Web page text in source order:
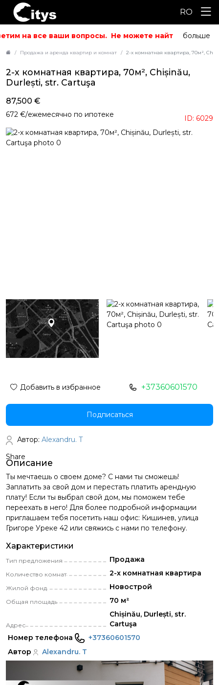
RO
на все ваши вопросы. Не можете найти то, что
больше
Продажа и аренда квартир и комнат 2-х комнатная квартира, 70м²,
Описание
Ты мечтаешь о своем доме? С нами ты сможешь!
Заплатить за свой дом и перестать платить арендную
плату! Если ты выбрал свой дом, мы поможем тебе
переехать в него! Для более подробной информации
приглашаем тебя посетить наш офис: Кишинев, улица
Григоре Уреке 42 или свяжись с нами по телефону.
Характеристики
Тип предложения Продажа
Количество комнат 2-х комнатная квартира
Жилой фонд Новострой
Общая площадь 70 м²
Адрес
Chișinău, Durlești, str.
Cartuşa
Номер телефона
+37360601570
Автор
Alexandru. T
2-х комнатная квартира, 70м², Chișinău,
Durlești, str. Cartuşa
ID: 6029
87,500 €
672 €/ежемесячно по ипотеке
Добавить в избранное +37360601570
Подписаться
Автор: Alexandru. T
Share